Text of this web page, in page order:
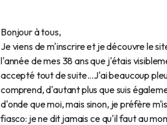
Bonjour à tous,
Je viens de m'inscrire et je découvre le
l'année de mes 38 ans que j'étais
accepté tout de suite...J'ai beaucoup
comprend, d'autant plus que suis
d'onde que moi, mais sinon, je préfère
fiasco: je ne dit jamais ce qu'il faut au